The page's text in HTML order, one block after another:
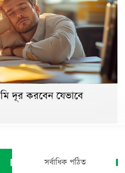
দূর করবেন যেভাবে
সর্বাধিক পঠিত